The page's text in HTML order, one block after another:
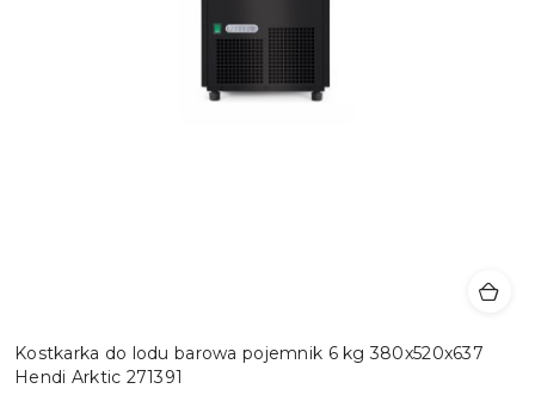
Kostkarka do lodu barowa pojemnik 6 kg 380x520x637
Hendi Arktic 271391